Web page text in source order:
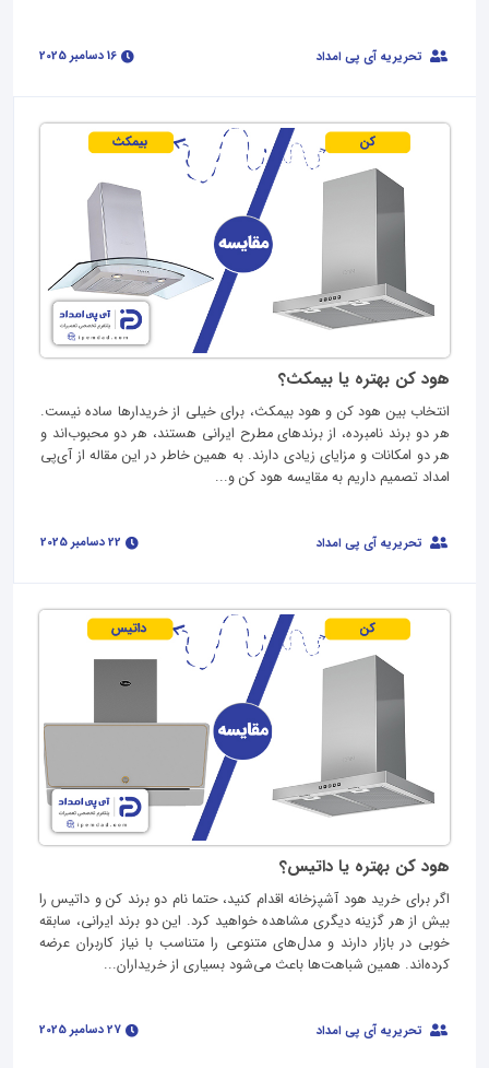
تحریریه آی پی امداد
هود کن بهتره یا بیمکث؟
انتخاب بین هود کن و هود بیمکث، برای خیلی از خریدارها ساده نیست.
هر دو برند نامبرده، از برندهای مطرح ایرانی هستند، هر دو محبوب‌اند و
هر دو امکانات و مزایای زیادی دارند. به همین خاطر در این مقاله از آی‌پی
امداد تصمیم داریم به مقایسه هود کن و...
تحریریه آی پی امداد
هود کن بهتره یا داتیس؟
اگر برای خرید هود آشپزخانه اقدام کنید، حتما نام دو برند کن و داتیس را
بیش از هر گزینه دیگری مشاهده خواهید کرد. این دو برند ایرانی، سابقه
خوبی در بازار دارند و مدل‌های متنوعی را متناسب با نیاز کاربران عرضه
کرده‌اند. همین شباهت‌ها باعث می‌شود بسیاری از خریداران...
تحریریه آی پی امداد